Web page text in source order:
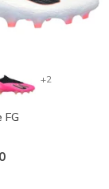
+2
FG